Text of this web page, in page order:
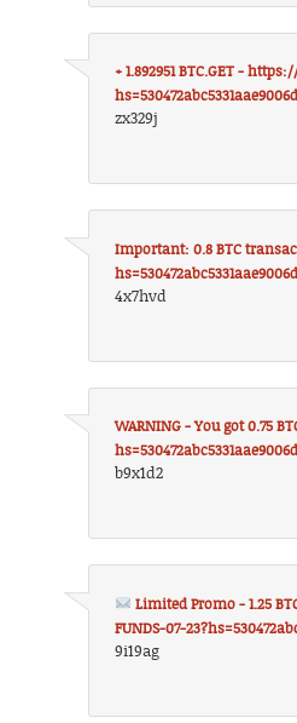
+ 1.892951 BTC.GET -
zx329j
Important: 0.8 BTC
4x7hvd
WARNING - You got 0.75
b9x1d2
Limited Promo - 1.25
FUNDS-07-
9i19ag